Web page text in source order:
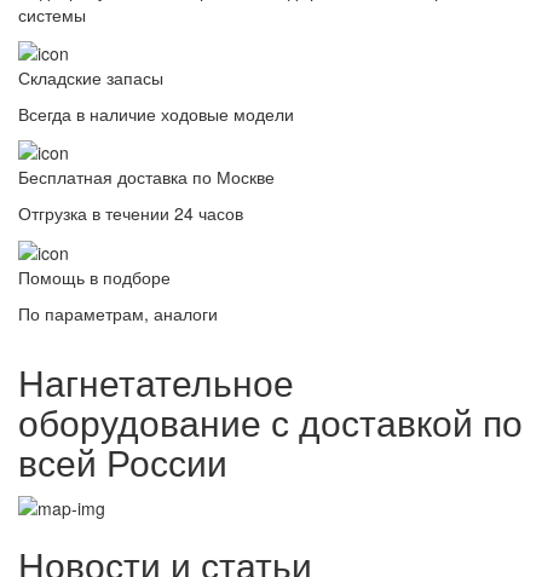
системы
Складские запасы
Всегда в наличие ходовые модели
Бесплатная доставка по Москве
Отгрузка в течении 24 часов
Помощь в подборе
По параметрам, аналоги
Нагнетательное
оборудование с доставкой по
всей России
Новости и статьи